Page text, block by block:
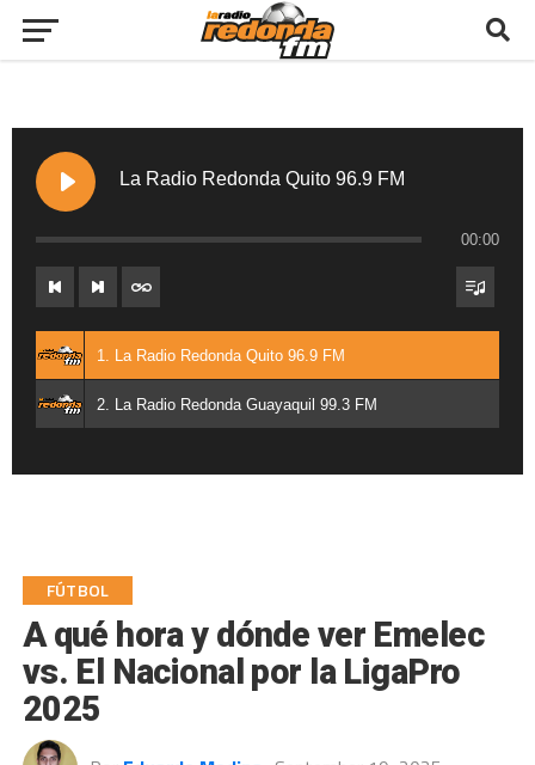
La Radio Redonda Quito 96.9 FM
00:00
1. La Radio Redonda Quito 96.9 FM
2. La Radio Redonda Guayaquil 99.3 FM
FÚTBOL
A qué hora y dónde ver Emelec
vs. El Nacional por la LigaPro
2025